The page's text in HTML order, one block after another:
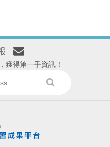
獲得第一手資訊！